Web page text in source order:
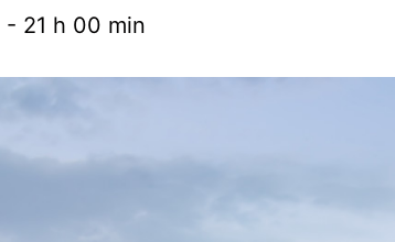
- 21 h 00 min